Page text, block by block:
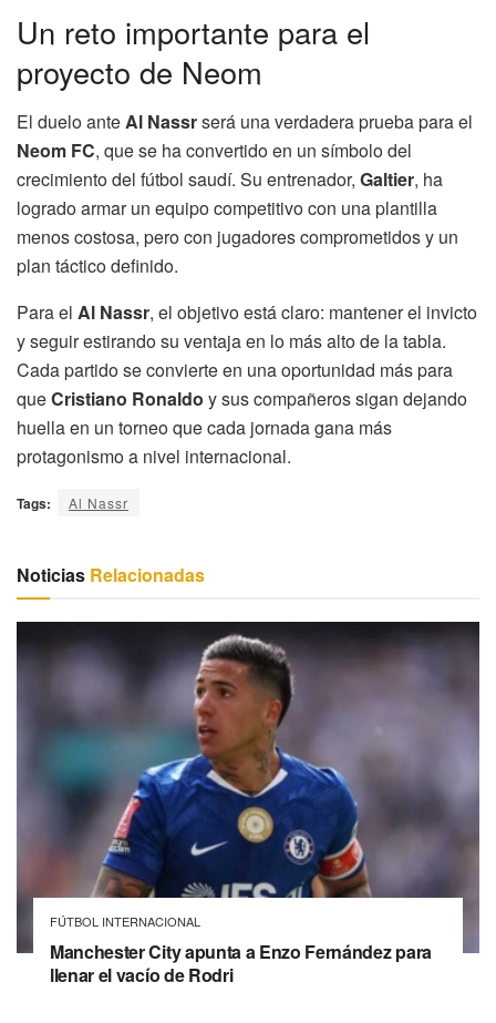
Un reto importante para el
proyecto de Neom
El duelo anteAl Nassrserá una verdadera prueba para el
Neom FC, que se ha convertido en un símbolo del
crecimiento del fútbol saudí. Su entrenador, Galtier, ha
logrado armar un equipo competitivo con una plantilla
menos costosa, pero con jugadores comprometidos y un
plan táctico definido.
Para el Al Nassr, el objetivo está claro: mantener el invicto
y seguir estirando su ventaja en lo más alto de la tabla.
Cada partido se convierte en una oportunidad más para
queCristiano Ronaldo y sus compañeros sigan dejando
huella en un torneo que cada jornada gana más
protagonismo a nivel internacional.
Tags: Al Nassr
Noticias Relacionadas
FÚTBOL INTERNACIONAL
Manchester City apunta a Enzo Fernández para
llenar el vacío de Rodri